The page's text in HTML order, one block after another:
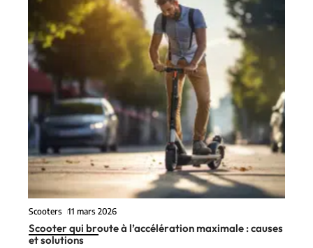
Scooters 11 mars 2026
Scooter qui broute à l’accélération maximale : causes
et solutions